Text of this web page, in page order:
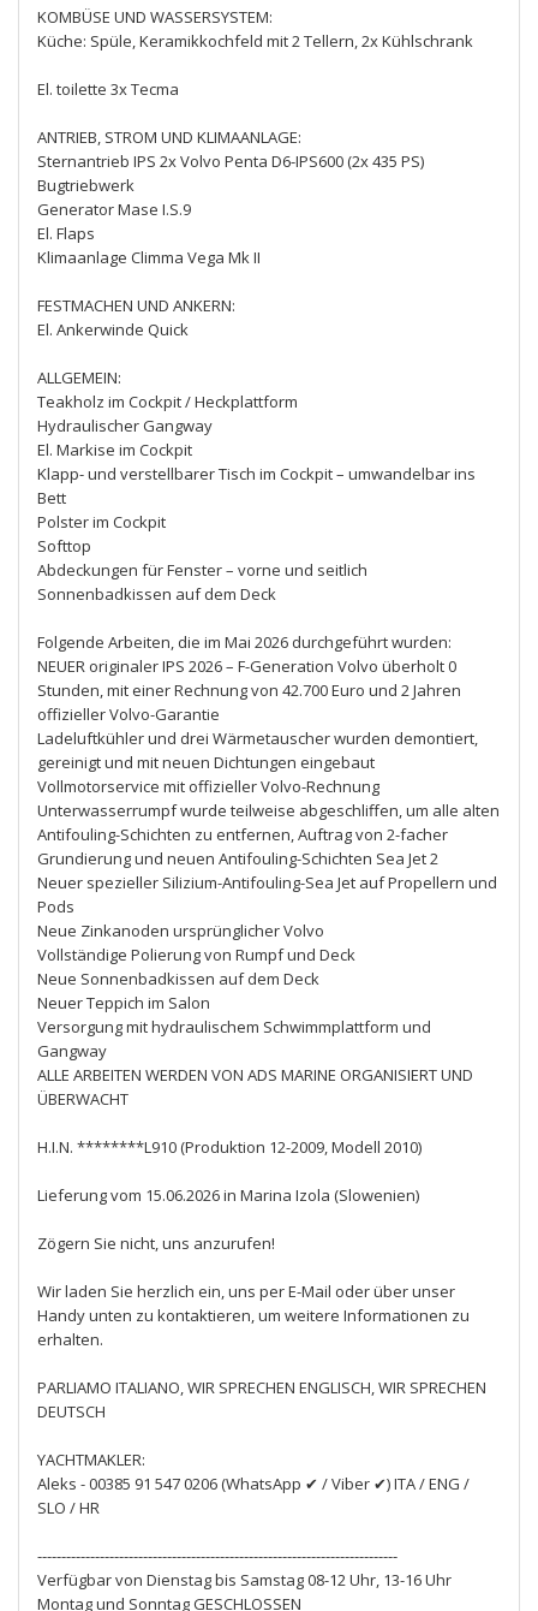
KOMBÜSE UND WASSERSYSTEM:
Küche: Spüle, Keramikkochfeld mit 2 Tellern, 2x Kühlschrank
El. toilette 3x Tecma
ANTRIEB, STROM UND KLIMAANLAGE:
Sternantrieb IPS 2x Volvo Penta D6-IPS600 (2x 435 PS)
Bugtriebwerk
Generator Mase I.S.9
El. Flaps
Klimaanlage Climma Vega Mk II
FESTMACHEN UND ANKERN:
El. Ankerwinde Quick
ALLGEMEIN:
Teakholz im Cockpit / Heckplattform
Hydraulischer Gangway
El. Markise im Cockpit
Klapp- und verstellbarer Tisch im Cockpit – umwandelbar ins
Bett
Polster im Cockpit
Softtop
Abdeckungen für Fenster – vorne und seitlich
Sonnenbadkissen auf dem Deck
Folgende Arbeiten, die im Mai 2026 durchgeführt wurden:
NEUER originaler IPS 2026 – F-Generation Volvo überholt 0
Stunden, mit einer Rechnung von 42.700 Euro und 2 Jahren
offizieller Volvo-Garantie
Ladeluftkühler und drei Wärmetauscher wurden demontiert,
gereinigt und mit neuen Dichtungen eingebaut
Vollmotorservice mit offizieller Volvo-Rechnung
Unterwasserrumpf wurde teilweise abgeschliffen, um alle alten
Antifouling-Schichten zu entfernen, Auftrag von 2-facher
Grundierung und neuen Antifouling-Schichten Sea Jet 2
Neuer spezieller Silizium-Antifouling-Sea Jet auf Propellern und
Pods
Neue Zinkanoden ursprünglicher Volvo
Vollständige Polierung von Rumpf und Deck
Neue Sonnenbadkissen auf dem Deck
Neuer Teppich im Salon
Versorgung mit hydraulischem Schwimmplattform und
Gangway
ALLE ARBEITEN WERDEN VON ADS MARINE ORGANISIERT UND
ÜBERWACHT
H.I.N. ********L910 (Produktion 12-2009, Modell 2010)
Lieferung vom 15.06.2026 in Marina Izola (Slowenien)
Zögern Sie nicht, uns anzurufen!
Wir laden Sie herzlich ein, uns per E-Mail oder über unser
Handy unten zu kontaktieren, um weitere Informationen zu
erhalten.
PARLIAMO ITALIANO, WIR SPRECHEN ENGLISCH, WIR SPRECHEN
DEUTSCH
YACHTMAKLER:
Aleks - 00385 91 547 0206 (WhatsApp ✔ / Viber ✔) ITA / ENG /
SLO / HR
---------------------------------------------------------------------------
Verfügbar von Dienstag bis Samstag 08-12 Uhr, 13-16 Uhr
Montag und Sonntag GESCHLOSSEN